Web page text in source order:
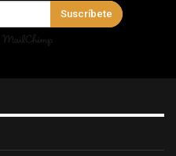
Suscríbete